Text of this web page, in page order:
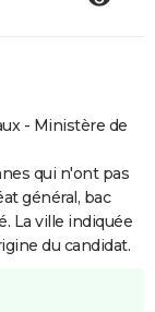
- Ministère de
qui n'ont pas
général, bac
La ville indiquée
du candidat.